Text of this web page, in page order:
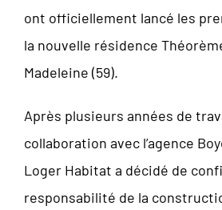
ont officiellement lancé les
la nouvelle résidence
Madeleine (59).
Après plusieurs années de
collaboration avec l’agence
Loger Habitat a décidé de
responsabilité de la